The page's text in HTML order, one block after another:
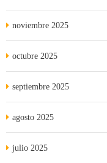
noviembre 2025
octubre 2025
septiembre 2025
agosto 2025
julio 2025